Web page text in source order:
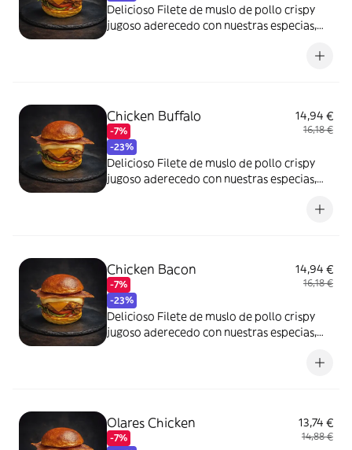
Delicioso Filete de muslo de pollo crispy
jugoso aderecedo con nuestras especias,
lechuga, tomate, pepinillos, cebolla crispy,
Chicken Buffalo
-7%
-23%
14,94 €
16,18 €
Delicioso Filete de muslo de pollo crispy
jugoso aderecedo con nuestras especias,
doble bacon, lechuga, tomate, pepinillos,
Chicken Bacon
-7%
-23%
14,94 €
16,18 €
Delicioso Filete de muslo de pollo crispy
jugoso aderecedo con nuestras especias,
Bacon, doble de bacon, lechuga, tomate,
Olares Chicken
-7%
13,74 €
14,88 €